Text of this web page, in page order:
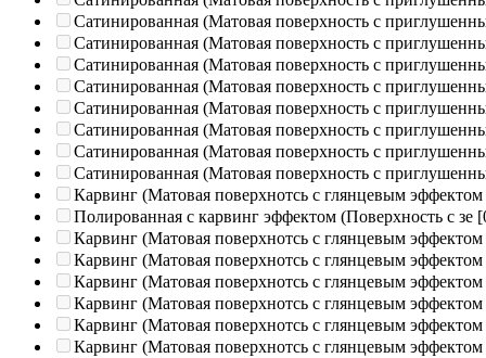
Сатинированная (Матовая поверхность с
Сатинированная (Матовая поверхность с
Сатинированная (Матовая поверхность с
Сатинированная (Матовая поверхность с
Сатинированная (Матовая поверхность с
Сатинированная (Матовая поверхность с
Сатинированная (Матовая поверхность с
Сатинированная (Матовая поверхность с
Карвинг (Матовая поверхнотсь с глянцевым эффектом
Полированная c карвинг эффектом (Поверхность с зе
Карвинг (Матовая поверхнотсь с глянцевым эффектом
Карвинг (Матовая поверхнотсь с глянцевым эффектом
Карвинг (Матовая поверхнотсь с глянцевым эффектом
Карвинг (Матовая поверхнотсь с глянцевым эффектом
Карвинг (Матовая поверхнотсь с глянцевым эффектом
Карвинг (Матовая поверхнотсь с глянцевым эффектом